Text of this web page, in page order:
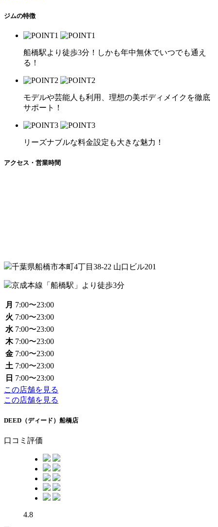
ジムの特徴
船橋駅より徒歩3分！しかも年中無休でいつでも通え
る！
モデルや芸能人も利用、理想の美ボディメイクを徹底
サポート！
リーズナブルな料金設定も大きな魅力！
アクセス・営業時間
千葉県船橋市本町4丁目38‐22 山口ビル201
京成本線「船橋駅」より徒歩3分
月 7:00〜23:00
火 7:00〜23:00
水 7:00〜23:00
木 7:00〜23:00
金 7:00〜23:00
土 7:00〜23:00
日 7:00〜23:00
この店舗を見る
この店舗を見る
DEED（ディード）船橋店
口コミ評価
4.8